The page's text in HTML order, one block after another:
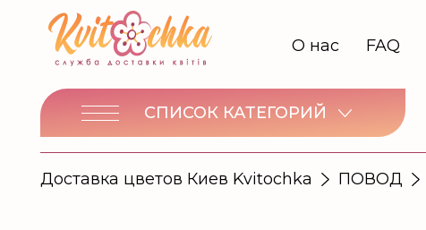
О нас FAQ
СПИСОК КАТЕГОРИЙ
Доставка цветов Киев Kvitochka ПОВОД